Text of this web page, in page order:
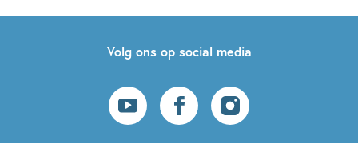
Volg ons op social media